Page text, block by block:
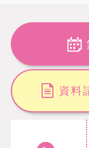
資料